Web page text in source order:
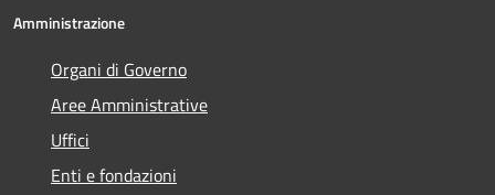
Amministrazione
Organi di Governo
Aree Amministrative
Uffici
Enti e fondazioni